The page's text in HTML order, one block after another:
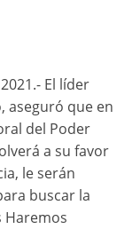
2021.- El líder
aseguró que en
del Poder
a su favor
le serán
buscar la
Haremos